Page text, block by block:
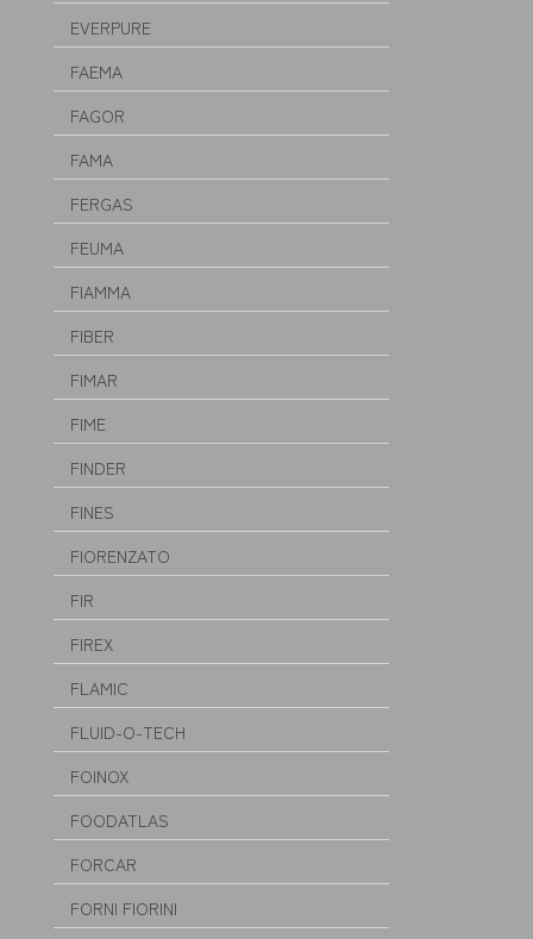
EVERPURE
FAEMA
FAGOR
FAMA
FERGAS
FEUMA
FIAMMA
FIBER
FIMAR
FIME
FINDER
FINES
FIORENZATO
FIR
FIREX
FLAMIC
FLUID-O-TECH
FOINOX
FOODATLAS
FORCAR
FORNI FIORINI